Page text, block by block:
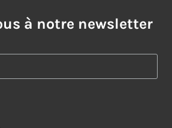
à notre newsletter